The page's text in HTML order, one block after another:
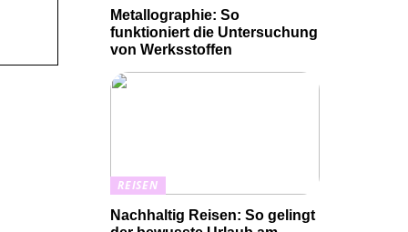
Metallographie: So
funktioniert die Untersuchung
von Werksstoffen
REISEN
Nachhaltig Reisen: So gelingt